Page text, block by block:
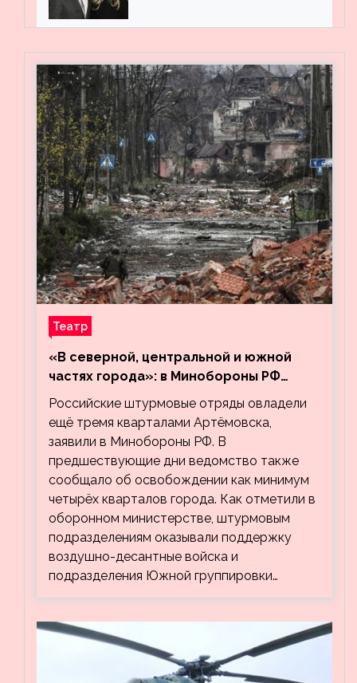
Театр
«В северной, центральной и южной
частях города»: в Минобороны РФ
заявили об освобождении ещё трёх
кварталов Артёмовска
Российские штурмовые отряды овладели
ещё тремя кварталами Артёмовска,
заявили в Минобороны РФ. В
предшествующие дни ведомство также
сообщало об освобождении как минимум
четырёх кварталов города. Как отметили в
оборонном министерстве, штурмовым
подразделениям оказывали поддержку
воздушно-десантные войска и
подразделения Южной группировки…